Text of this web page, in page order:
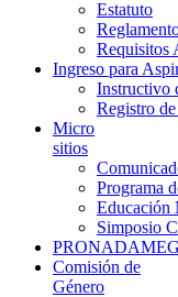
Estatuto
Ingreso para
Instructivo
Registro
Micro
sitios
Programa
Educación
Simposio
PRONADAMEG
Comisión de
Género